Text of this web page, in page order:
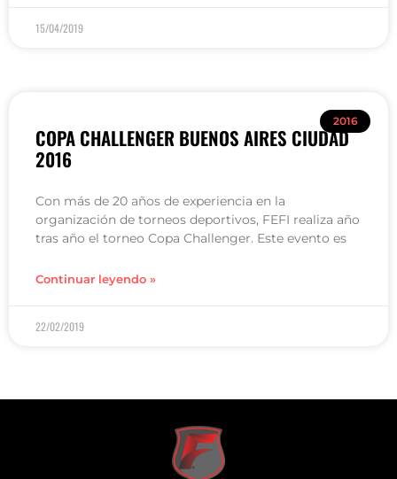
15/04/2019
2016
COPA CHALLENGER BUENOS AIRES CIUDAD
2016
Con más de 20 años de experiencia en la
organización de torneos deportivos, FEFI realiza año
tras año el torneo Copa Challenger. Este evento es
Continuar leyendo »
22/02/2019